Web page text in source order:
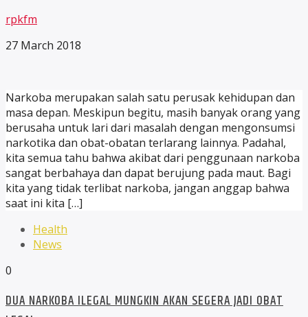
rpkfm
27 March 2018
Narkoba merupakan salah satu perusak kehidupan dan
masa depan. Meskipun begitu, masih banyak orang yang
berusaha untuk lari dari masalah dengan mengonsumsi
narkotika dan obat-obatan terlarang lainnya. Padahal,
kita semua tahu bahwa akibat dari penggunaan narkoba
sangat berbahaya dan dapat berujung pada maut. Bagi
kita yang tidak terlibat narkoba, jangan anggap bahwa
saat ini kita […]
Health
News
0
DUA NARKOBA ILEGAL MUNGKIN AKAN SEGERA JADI OBAT